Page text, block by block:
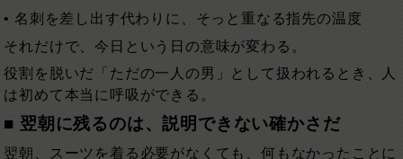
• 名刺を差し出す代わりに、そっと重なる指先の温度
それだけで、今日という日の意味が変わる。
役割を脱いだ「ただの一人の男」として扱われるとき、人
は初めて本当に呼吸ができる。
■ 翌朝に残るのは、説明できない確かさだ
翌朝、スーツを着る必要がなくても、何もなかったことに